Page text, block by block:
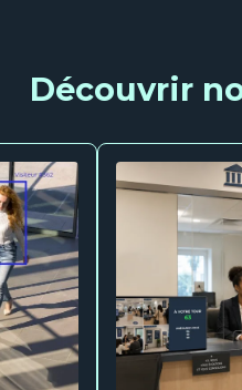
Découvrir